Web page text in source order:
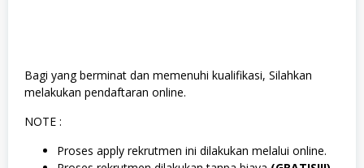
Bagi yang berminat dan memenuhi kualifikasi, Silahkan
melakukan pendaftaran online.
NOTE :
Proses apply rekrutmen ini dilakukan melalui online.